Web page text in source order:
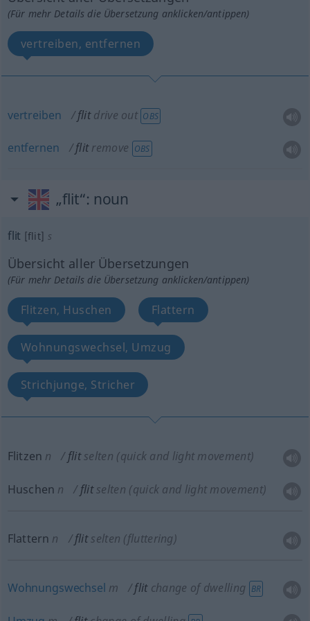
(Für mehr Details die Übersetzung anklicken/antippen)
vertreiben, entfernen
vertreiben flit drive out OBS
entfernen flit remove OBS
„flit“: noun
flit [flit] s
Übersicht aller Übersetzungen
(Für mehr Details die Übersetzung anklicken/antippen)
Flitzen, Huschen Flattern
Wohnungswechsel, Umzug
Strichjunge, Stricher
Flitzen n flit selten (quick and light movement)
Huschen n flit selten (quick and light movement)
Flattern n flit selten (fluttering)
Wohnungswechsel m flit change of dwelling BR